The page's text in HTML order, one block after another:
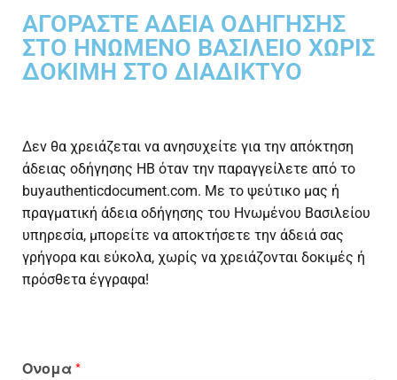
ΑΓΟΡΆΣΤΕ ΆΔΕΙΑ ΟΔΉΓΗΣΗΣ
ΣΤΟ ΗΝΩΜΈΝΟ ΒΑΣΊΛΕΙΟ ΧΩΡΊΣ
ΔΟΚΙΜΉ ΣΤΟ ΔΙΑΔΊΚΤΥΟ
Δεν θα χρειάζεται να ανησυχείτε για την απόκτηση
άδειας οδήγησης ΗΒ όταν την παραγγείλετε από το
buyauthenticdocument.com. Με το ψεύτικο μας ή
πραγματική άδεια οδήγησης του Ηνωμένου Βασιλείου
υπηρεσία, μπορείτε να αποκτήσετε την άδειά σας
γρήγορα και εύκολα, χωρίς να χρειάζονται δοκιμές ή
πρόσθετα έγγραφα!
Ονομα*